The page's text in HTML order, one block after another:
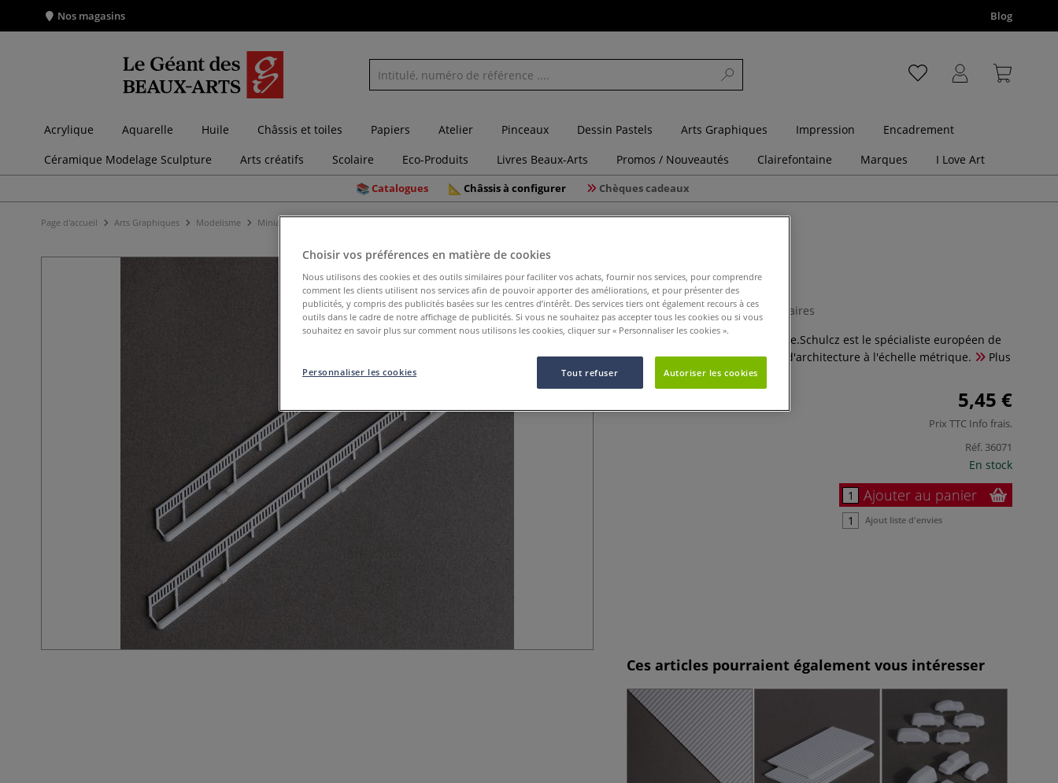
Nos magasins Blog
Acrylique Aquarelle Huile Châssis et toiles Papiers Atelier Pinceaux Dessin Pastels Arts Graphiques Impression
Encadrement
Céramique Modelage Sculpture
Arts créatifs Scolaire Eco-Produits Livres Beaux-Arts Promos / Nouveautés Clairefontaine Marques I Love Art
Catalogues Châssis à configurer Chèques cadeaux
Page d'accueil Arts Graphiques Modelisme Miniatures pour maquettes
Maquette Schulcz
0 Commentaires
Pour vos maquettes d'architecture.Schulcz est le spécialiste européen de
matériel destiné aux maquettes d'architecture à l'échelle métrique.
Plus
5,45 €
Prix TTC Info frais.
Réf. 36071
En stock
Ajouter au panier
Ajout liste d'envies
Ces articles pourraient également vous intéresser
Choisir vos préférences en matière de cookies
Nous utilisons des cookies et des outils similaires pour faciliter vos achats, fournir nos services, pour comprendre
comment les clients utilisent nos services afin de pouvoir apporter des améliorations, et pour présenter des
publicités, y compris des publicités basées sur les centres d’intérêt. Des services tiers ont également recours à ces
outils dans le cadre de notre affichage de publicités. Si vous ne souhaitez pas accepter tous les cookies ou si vous
souhaitez en savoir plus sur comment nous utilisons les cookies, cliquer sur « Personnaliser les cookies ».
Tout refuser Autoriser les cookies
Personnaliser les cookies